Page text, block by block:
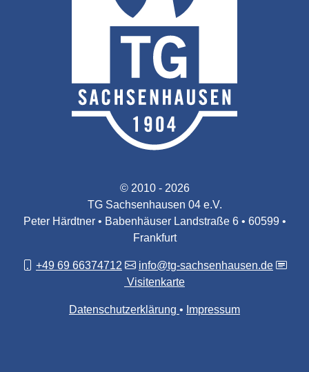
© 2010 - 2026
TG Sachsenhausen 04 e.V.
Peter Härdtner • Babenhäuser Landstraße 6 • 60599 •
Frankfurt
+49 69 66374712
info@tg-sachsenhausen.de
Visitenkarte
Datenschutzerklärung Impressum